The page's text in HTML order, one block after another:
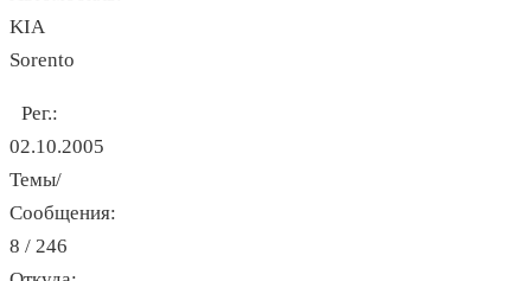
KIA
Sorento
Рег.:
02.10.2005
Темы/
Сообщения:
8 / 246